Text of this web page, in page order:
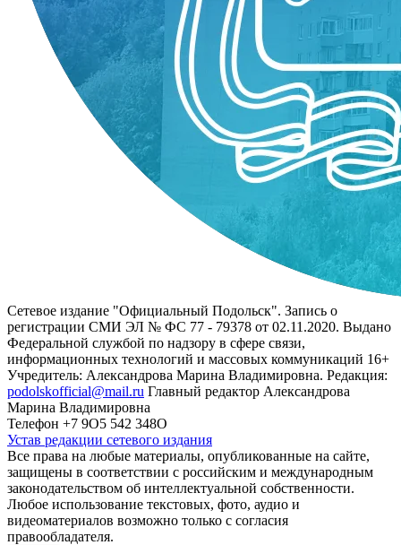
Сетевое издание "Официальный Подольск". Запись о
регистрации СМИ ЭЛ № ФС 77 - 79378 от 02.11.2020. Выдано
Федеральной службой по надзору в сфере связи,
информационных технологий и массовых коммуникаций 16+
Учредитель: Александрова Марина Владимировна. Редакция:
podolskofficial@mail.ru Главный редактор Александрова
Марина Владимировна
Телефон +7 9О5 542 348О
Устав редакции сетевого издания
Все права на любые материалы, опубликованные на сайте,
защищены в соответствии с российским и международным
законодательством об интеллектуальной собственности.
Любое использование текстовых, фото, аудио и
видеоматериалов возможно только с согласия
правообладателя.